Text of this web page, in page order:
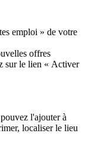
emploi » de votre
offres
sur le lien « Activer
l'ajouter à
localiser le lieu